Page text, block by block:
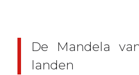
De Mandela
landen